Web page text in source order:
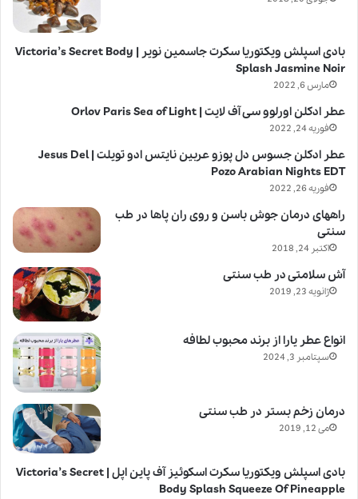
بادی اسپلش ویکتوریا سکرت جاسمین نویر | Victoria’s Secret Body
Splash Jasmine Noir
مارس 6, 2022
عطر ادکلن اورلوو سی آف لایت | Orlov Paris Sea of Light
فوریه 24, 2022
عطر ادکلن جسوس دل پوزو عربین نایتس ادو تویلت | Jesus Del
Pozo Arabian Nights EDT
فوریه 26, 2022
راههای درمان جوش باسن و روی ران پاها در طب
سنتی
اکتبر 24, 2018
آش سلامتی در طب سنتی
ژانویه 23, 2019
انواع عطر یارا از برند محبوب لطافه
سپتامبر 3, 2024
درمان زخم بستر در طب سنتی
می 12, 2019
بادی اسپلش ویکتوریا سکرت اسکوئیز آف پاین اپل | Victoria’s Secret
Body Splash Squeeze Of Pineapple